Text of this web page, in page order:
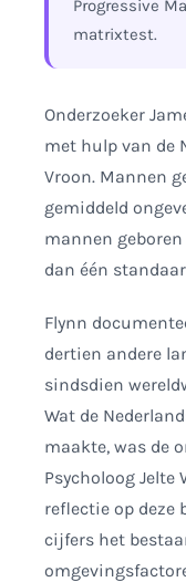
Progressive
matrixtest.
Onderzoeker
met hulp van de
Vroon. Mannen
gemiddeld
mannen
dan één
Flynn
dertien andere
sindsdien
Wat de
maakte, was de
Psycholoog Jelte
reflectie op deze
cijfers het